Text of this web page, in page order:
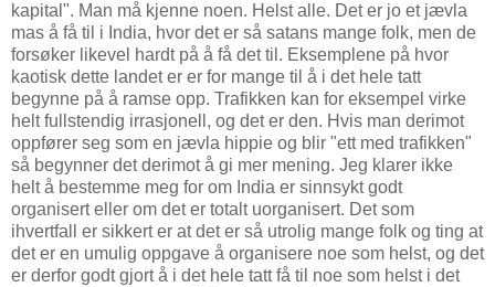
kapital". Man må kjenne noen. Helst alle. Det er jo et jævla
mas å få til i India, hvor det er så satans mange folk, men de
forsøker likevel hardt på å få det til. Eksemplene på hvor
kaotisk dette landet er er for mange til å i det hele tatt
begynne på å ramse opp. Trafikken kan for eksempel virke
helt fullstendig irrasjonell, og det er den. Hvis man derimot
oppfører seg som en jævla hippie og blir "ett med trafikken"
så begynner det derimot å gi mer mening. Jeg klarer ikke
helt å bestemme meg for om India er sinnsykt godt
organisert eller om det er totalt uorganisert. Det som
ihvertfall er sikkert er at det er så utrolig mange folk og ting at
det er en umulig oppgave å organisere noe som helst, og det
er derfor godt gjort å i det hele tatt få til noe som helst i det